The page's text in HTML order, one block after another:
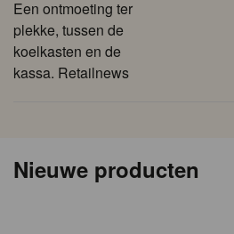
Een ontmoeting ter
plekke, tussen de
koelkasten en de
kassa. Retailnews
Nieuwe producten